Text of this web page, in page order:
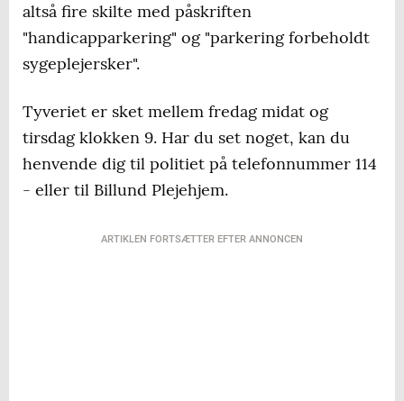
altså fire skilte med påskriften
"handicapparkering" og "parkering forbeholdt
sygeplejersker".
Tyveriet er sket mellem fredag midat og
tirsdag klokken 9. Har du set noget, kan du
henvende dig til politiet på telefonnummer 114
- eller til Billund Plejehjem.
ARTIKLEN FORTSÆTTER EFTER ANNONCEN